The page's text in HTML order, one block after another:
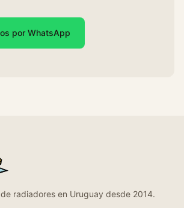
por WhatsApp
radiadores en Uruguay desde 2014.